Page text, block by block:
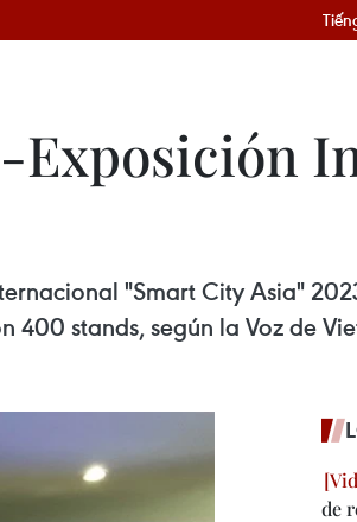
Exposición
"Smart City Asia"
stands, según la Voz de
de